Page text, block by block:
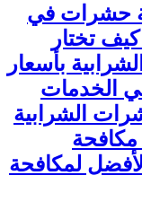
حشرات في
وكيفية اختيارها؟ | 2. كيف تختار
بأسعار
| 3. ما هي الخدمات
الشرابية
مكافحة
لمكافحة